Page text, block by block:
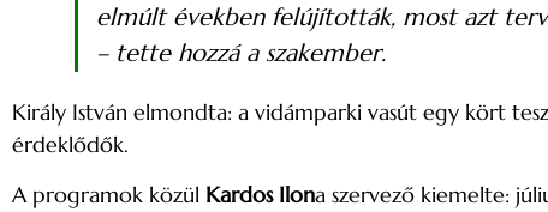
elmúlt években felújították, most azt
– tette hozzá a szakember.
Király István elmondta: a vidámparki vasút egy kört
érdeklődők.
A programok közül Kardos Ilona szervező kiemelte: